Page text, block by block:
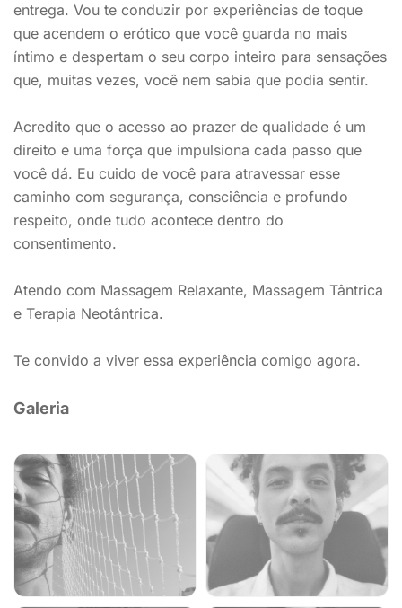
entrega. Vou te conduzir por experiências de toque
que acendem o erótico que você guarda no mais
íntimo e despertam o seu corpo inteiro para sensações
que, muitas vezes, você nem sabia que podia sentir.
Acredito que o acesso ao prazer de qualidade é um
direito e uma força que impulsiona cada passo que
você dá. Eu cuido de você para atravessar esse
caminho com segurança, consciência e profundo
respeito, onde tudo acontece dentro do
consentimento.
Atendo com Massagem Relaxante, Massagem Tântrica
e Terapia Neotântrica.
Te convido a viver essa experiência comigo agora.
Galeria